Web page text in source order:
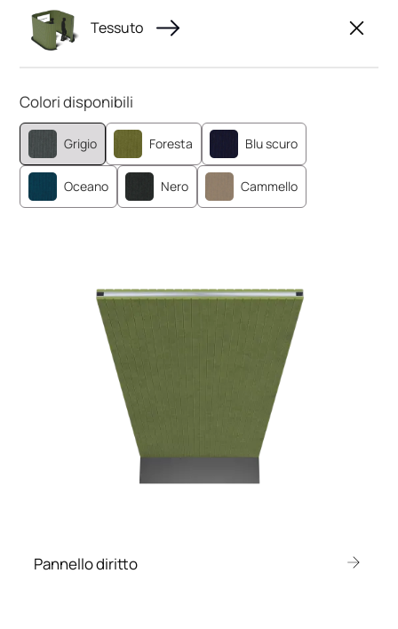
Tessuto
Colori disponibili
Grigio Foresta Blu scuro
Oceano Nero Cammello
Pannello diritto